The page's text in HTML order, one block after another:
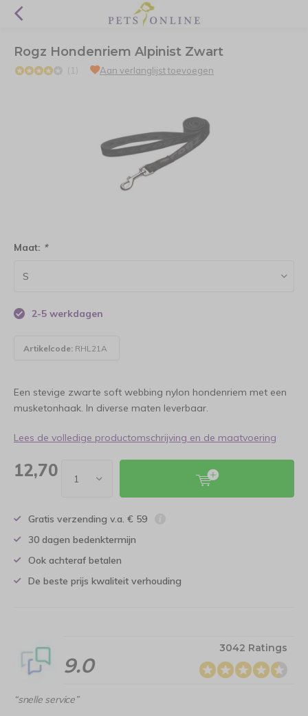
Rogz Hondenriem Alpinist Zwart
(1) Aan verlanglijst toevoegen
Maat: *
2-5 werkdagen
Artikelcode: RHL21A
Een stevige zwarte soft webbing nylon hondenriem met een
musketonhaak. In diverse maten leverbaar.
Lees de volledige productomschrijving en de maatvoering
12,70
Gratis verzending v.a. € 59
30 dagen bedenktermijn
Ook achteraf betalen
De beste prijs kwaliteit verhouding
9.0
3042 Ratings
“snelle service”